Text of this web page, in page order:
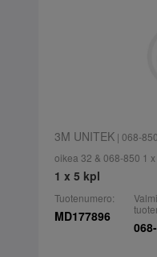
3M UNITEK| 068-
oikea 32 & 068-850 1
1 x 5 kpl
Tuotenumero:
MD177896